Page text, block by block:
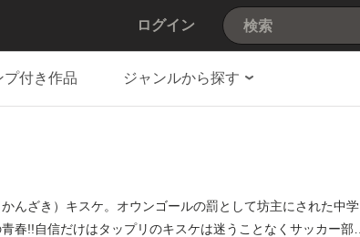
ログイン
プ付き作品 ジャンルから探す
んざき）キスケ。オウンゴールの罰として坊主にされた中学
春!!自信だけはタップリのキスケは迷うことなくサッカー部の